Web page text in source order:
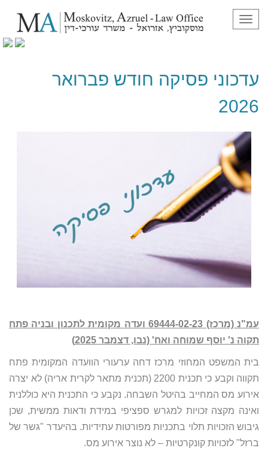
תפריט
עדכוני פסיקה חודש פברואר 2026
עדכוני פסיקה חודש פברואר
2026
עמ"נ (מרכז) 69444-02-23 ועדה מקומית לתכנון ובניה פתח
תקוה נ' יוסף שמוחה ואח' (נבו, דצמבר 2025)
בית המשפט המחוזי מרכז דחה ערעורי הוועדה המקומית פתח
תקווה וקבע כי תכנית 2200 (תכנית מתאר לקרית אריה) לא יצרה
אירוע מס המחייב בהיטל השבחה. נקבע כי התכנית היא כוללנית
ואינה מקצה זכויות למגרש ספציפי במידת ודאות ממשית, שכן
גיבוש הזכויות תלוי בתכניות מפורטות עתידיות. בהיעדר "גשר של
ברזל" לזכויות קונקרטיות – לא נוצר אירוע מס.